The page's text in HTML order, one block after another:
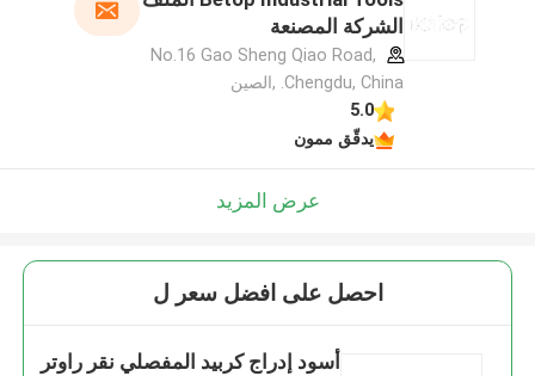
الشركة المصنعة
No.16 Gao Sheng Qiao Road,
Chengdu, China. ,الصين
5.0
يدقّق ممون
عرض المزيد
احصل على افضل سعر ل
أسود إدراج كربيد المفصلي نقر راوتر